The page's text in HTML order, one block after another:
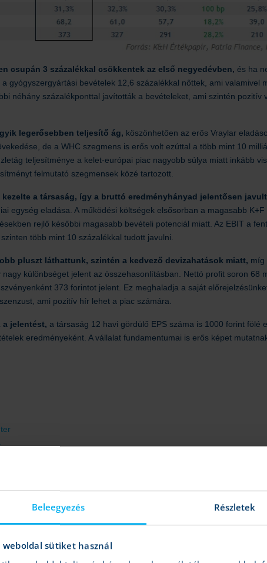
Beleegyezés Részletek
weboldal sütiket használ
csupán 3 százalékkal csökkentek az első negyedévben, és ha
gyógyszergyártási bevételek 12,6 százalékkal nőttek, ami valamivel
néhány százalékponttal javították a bevételeket, ami szintén pozitív
legerősebben teljesítő ág, köszönhetően az erős Vraylar
de a WHC szegmens is erős volt ezúttal a több mint 10
teljesítménye a kelet-európai piac nagyobb súlya miatt inkább
felmutató szegmensek közé tartozott.
a társaság, így a bruttó eredményhányad jelentősen
egység eladása. A működési költségek elsősorban a magasabb
rejlő későbbi magasabb bevételi potenciál miatt. Az EBIT a
több mint 10 százalékkal tudott javulni.
pluszt láthattunk, szintén a kedvező devizahatások miatt, míg
különbséget jelent az összehasonlításban. Nettó profit soron 68
373 forintot jelent. Ez meghaladja a saját
ami pozitív hír lehet a piac számára.
a jelentést, a társaság 12 havi gördülő EPS száma is 1000 forint fölé
eredményeként. A vállalat fundamentumai is erős képet
fél év)
szerzője a fenti értékpapírból nem rendelkezik részvényekkel.
jelentéseken